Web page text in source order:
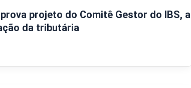
projeto do Comitê Gestor do IBS, a
da tributária